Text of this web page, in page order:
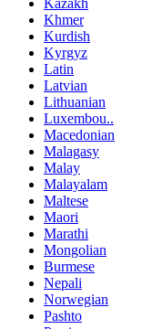
Khmer
Kurdish
Kyrgyz
Latin
Latvian
Lithuanian
Luxembou..
Macedonian
Malagasy
Malay
Malayalam
Maltese
Maori
Marathi
Mongolian
Burmese
Nepali
Norwegian
Pashto